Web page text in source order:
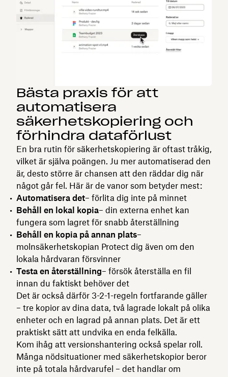
Bästa praxis för att
automatisera
säkerhetskopiering och
förhindra dataförlust
En bra rutin för säkerhetskopiering är oftast tråkig,
vilket är själva poängen. Ju mer automatiserad den
är, desto större är chansen att den räddar dig när
något går fel. Här är de vanor som betyder mest:
Automatisera det– förlita dig inte på minnet
Behåll en lokal kopia– din externa enhet kan
fungera som lagret för snabb återställning
Behåll en kopia på annan plats–
molnsäkerhetskopian Protect dig även om den
lokala hårdvaran försvinner
Testa en återställning– försök återställa en fil
innan du faktiskt behöver det
Det är också därför 3-2-1-regeln fortfarande gäller
– tre kopior av dina data, två lagrade lokalt på olika
enheter och en lagrad på annan plats. Det är ett
praktiskt sätt att undvika en enda felkälla.
Kom ihåg att versionshantering också spelar roll.
Många nödsituationer med säkerhetskopior beror
inte på totala hårdvarufel – det handlar om